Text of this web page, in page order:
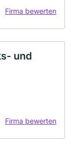
Firma bewerten
und
Firma bewerten